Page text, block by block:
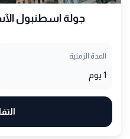
جولة اسطنبول
المدة الزمنية
1 يوم